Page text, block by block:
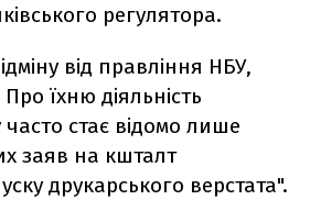
регулятора.
від правління НБУ,
їхню діяльність
стає відомо лише
заяв на кшталт
друкарського верстата".